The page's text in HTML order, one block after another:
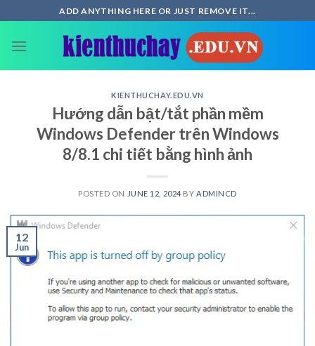
to
content
ADD ANYTHING HERE OR JUST REMOVE IT...
KIENTHUCHAY.EDU.VN
Hướng dẫn bật/tắt phần mềm
Windows Defender trên Windows
8/8.1 chi tiết bằng hình ảnh
POSTED ON JUNE 12, 2024 BY ADMINCD
12
Jun